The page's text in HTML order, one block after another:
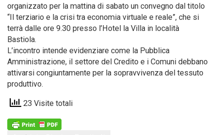
organizzato per la mattina di sabato un convegno dal titolo
“Il terziario e la crisi tra economia virtuale e reale”, che si
terrà dalle ore 9.30 presso l’Hotel la Villa in località
Bastiola.
L’incontro intende evidenziare come la Pubblica
Amministrazione, il settore del Credito e i Comuni debbano
attivarsi congiuntamente per la sopravvivenza del tessuto
produttivo.
23 Visite totali